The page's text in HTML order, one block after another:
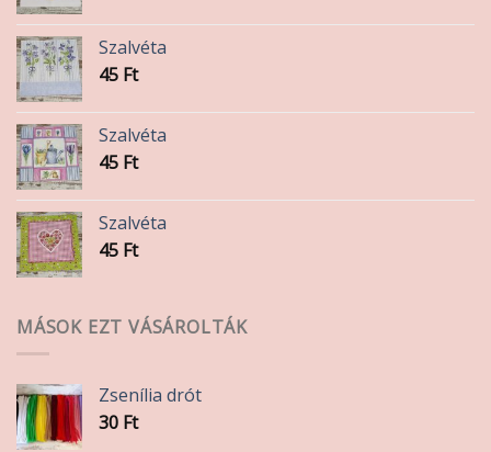
Szalvéta
45 Ft
Szalvéta
45 Ft
Szalvéta
45 Ft
MÁSOK EZT VÁSÁROLTÁK
Zsenília drót
30 Ft